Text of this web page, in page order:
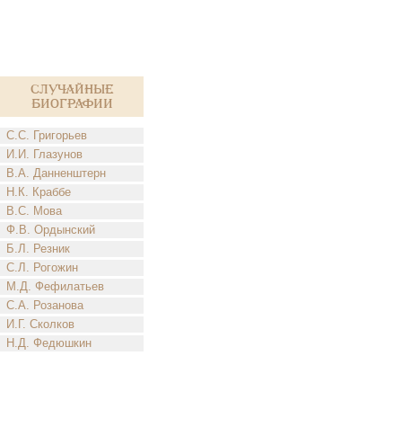
Случайные
биографии
С.С. Григорьев
И.И. Глазунов
В.А. Данненштерн
Н.К. Краббе
В.С. Мова
Ф.В. Ордынский
Б.Л. Резник
С.Л. Рогожин
М.Д. Фефилатьев
С.А. Розанова
И.Г. Сколков
Н.Д. Федюшкин